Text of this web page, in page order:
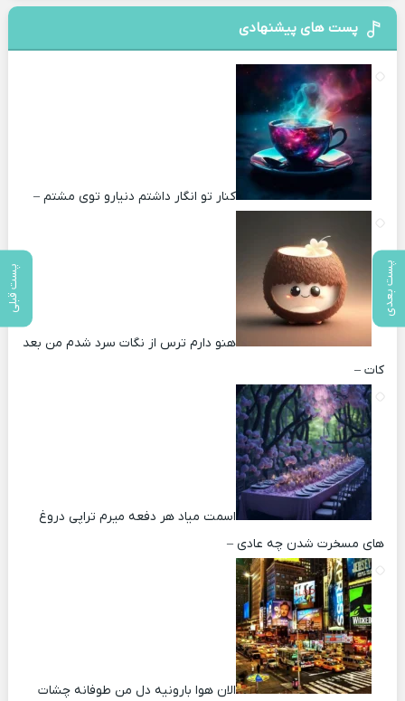
پست بعدی پست قبلی
پست های پیشنهادی
کنار تو انگار داشتم دنیارو توی مشتم –
هنو دارم ترس از نگات سرد شدم من بعد
کات –
اسمت میاد هر دفعه میرم تراپی دروغ‌
های مسخرت شدن چه عادی –
الان هوا بارونیه دل من طوفانه چشات